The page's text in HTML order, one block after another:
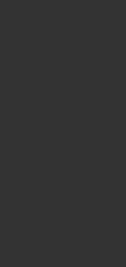
PINK HYDRO STAR